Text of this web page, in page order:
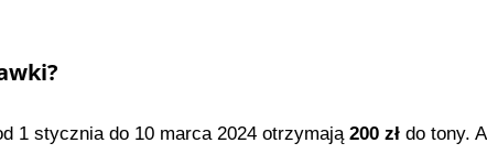
1 stycznia do 10 marca 2024 otrzymają 200 zł do tony. A